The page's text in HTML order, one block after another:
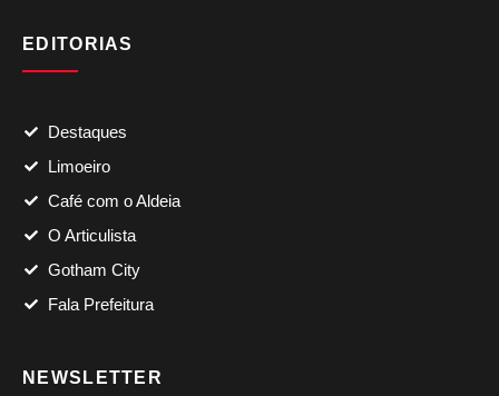
EDITORIAS
Destaques
Limoeiro
Café com o Aldeia
O Articulista
Gotham City
Fala Prefeitura
NEWSLETTER